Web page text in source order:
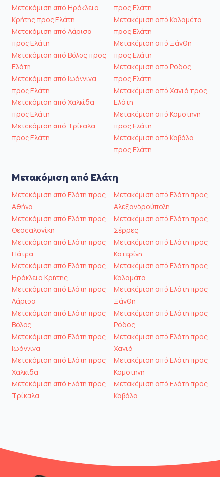
Μετακόμιση από Ηράκλειο
Κρήτης προς Ελάτη
Μετακόμιση από Λάρισα
προς Ελάτη
Μετακόμιση από Βόλος προς
Ελάτη
Μετακόμιση από Ιωάννινα
προς Ελάτη
Μετακόμιση από Χαλκίδα
προς Ελάτη
Μετακόμιση από Τρίκαλα
προς Ελάτη
προς Ελάτη
Μετακόμιση από Καλαμάτα
προς Ελάτη
Μετακόμιση από Ξάνθη
προς Ελάτη
Μετακόμιση από Ρόδος
προς Ελάτη
Μετακόμιση από Χανιά προς
Ελάτη
Μετακόμιση από Κομοτηνή
προς Ελάτη
Μετακόμιση από Καβάλα
προς Ελάτη
Μετακόμιση από Ελάτη
Μετακόμιση από Ελάτη προς
Αθήνα
Μετακόμιση από Ελάτη προς
Θεσσαλονίκη
Μετακόμιση από Ελάτη προς
Πάτρα
Μετακόμιση από Ελάτη προς
Ηράκλειο Κρήτης
Μετακόμιση από Ελάτη προς
Λάρισα
Μετακόμιση από Ελάτη προς
Βόλος
Μετακόμιση από Ελάτη προς
Ιωάννινα
Μετακόμιση από Ελάτη προς
Χαλκίδα
Μετακόμιση από Ελάτη προς
Τρίκαλα
Μετακόμιση από Ελάτη προς
Αλεξανδρούπολη
Μετακόμιση από Ελάτη προς
Σέρρες
Μετακόμιση από Ελάτη προς
Κατερίνη
Μετακόμιση από Ελάτη προς
Καλαμάτα
Μετακόμιση από Ελάτη προς
Ξάνθη
Μετακόμιση από Ελάτη προς
Ρόδος
Μετακόμιση από Ελάτη προς
Χανιά
Μετακόμιση από Ελάτη προς
Κομοτηνή
Μετακόμιση από Ελάτη προς
Καβάλα